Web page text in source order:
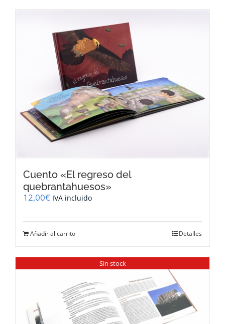
Cuento «El regreso del
quebrantahuesos»
12,00€ IVA incluido
Añadir al carrito Detalles
Sin stock